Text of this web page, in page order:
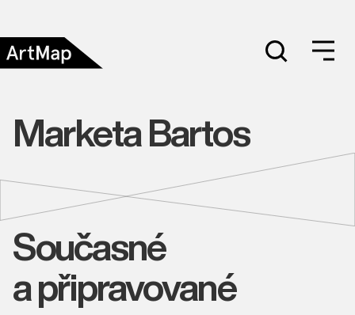
Marketa Bartos
Současné
a připravované